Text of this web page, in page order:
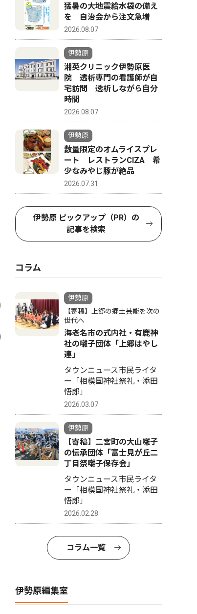
4
伊勢原
ドイツ夫人の子育てとは
伊勢原
Ｃが県代
猛暑の大地震給水袋の備え
を 自治会から注文急増
2026.08.07
伊勢原
湘英クリニック伊勢原医
院 透析専門の看護師が自
宅訪問 透析しながら自分
時間
2026.08.07
伊勢原
数量限定のオムライスプレ
ート レストランCIZA 希
少なみやじ豚が絶品
2026.07.31
伊勢原 ピックアップ（PR）の
記事を検索
コラム
伊勢原
【寄稿】上郷の郷土芸能を次の
世代へ
海老名市の式内社・有鹿神
社の囃子団体「上郷はやし
連」
タウンニュース市民ライタ
ー「相模国神社祭礼・添田
悟郎」
2026.03.07
伊勢原
【寄稿】二宮町の大山囃子
の伝承団体「富士見が丘二
丁目祭囃子保存会」
タウンニュース市民ライタ
ー「相模国神社祭礼・添田
悟郎」
2026.02.28
コラム一覧
伊勢原編集室